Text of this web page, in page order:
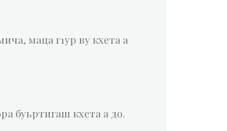
маца г1ур ву кхета а
буьртигаш кхета а до.